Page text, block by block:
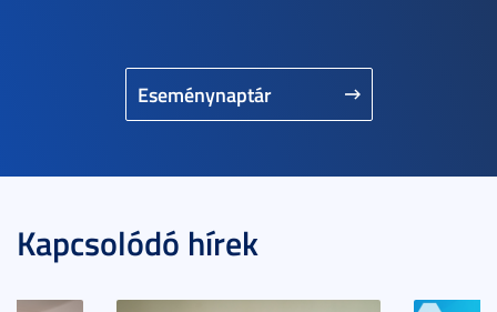
Eseménynaptár
Kapcsolódó hírek